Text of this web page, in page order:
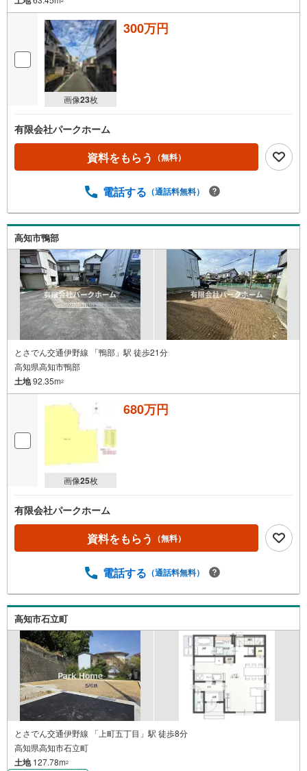
画像23枚
300万円
有限会社パークホーム
資料をもらう （無料）
電話する （通話料無料）
高知市鴨部
とさでん交通伊野線 「鴨部」駅 徒歩21分
高知県高知市鴨部
土地92.35m2
画像25枚
680万円
有限会社パークホーム
資料をもらう （無料）
電話する （通話料無料）
高知市石立町
とさでん交通伊野線 「上町五丁目」駅 徒歩8分
高知県高知市石立町
土地127.78m2